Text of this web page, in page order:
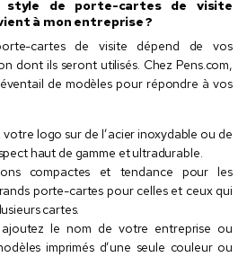
style de porte-cartes de visite
à mon entreprise ?
cartes de visite dépend de vos
dont ils seront utilisés. Chez Pens.com,
de modèles pour répondre à vos
logo sur de l’acier inoxydable ou de
haut de gamme et ultradurable.
compactes et tendance pour les
porte-cartes pour celles et ceux qui
cartes.
le nom de votre entreprise ou
imprimés d’une seule couleur ou